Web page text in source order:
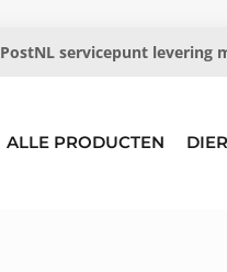
PostNL servicepunt levering
ALLE PRODUCTEN